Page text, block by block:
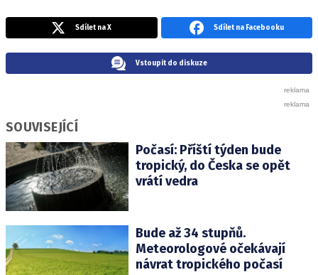
Sdílet na X Sdílet na Facebooku
Vstoupit do diskuze
SOUVISEJÍCÍ
Počasí: Příští týden bude
tropický, do Česka se opět
vrátí vedra
Bude až 34 stupňů.
Meteorologové očekávají
návrat tropického počasí